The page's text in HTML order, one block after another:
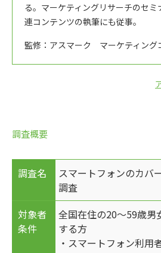
る。マーケティングリサーチのセ
連コンテンツの執筆にも従事。
監修：アスマーク マーケティング
調査概要
調査名
スマートフォンのカバ
調査
対象者
条件
全国在住の20～59歳男
する方
・スマートフォン利用